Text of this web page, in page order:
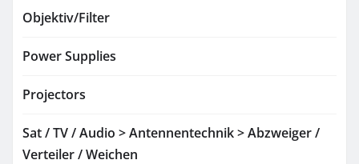
Objektiv/Filter
Power Supplies
Projectors
Sat / TV / Audio > Antennentechnik > Abzweiger /
Verteiler / Weichen